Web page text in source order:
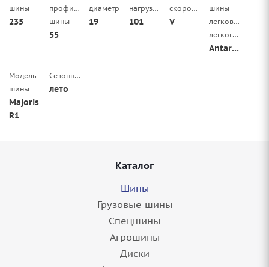
шины
235
профиля
шины
55
диаметр
19
нагрузки
101
скорости
V
шины
легковой/
легкогрузовой
Antares
Модель
шины
Majoris
R1
Сезонность
лето
Каталог
Шины
Грузовые шины
Спецшины
Агрошины
Диски